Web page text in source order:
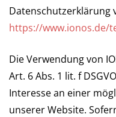
Datenschutzerklärung
https://www.ionos.de/
Die Verwendung von
Art. 6 Abs. 1 lit. f
Interesse an einer
unserer Website.